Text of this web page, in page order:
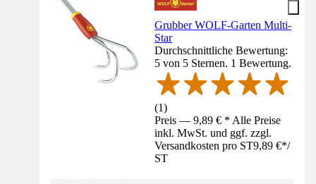
Grubber WOLF-Garten Multi-
Star
Durchschnittliche Bewertung:
5 von 5 Sternen. 1 Bewertung.
(1)
Preis — 9,89 € * Alle Preise
inkl. MwSt. und ggf. zzgl.
Versandkosten pro ST9,89 €*/
ST